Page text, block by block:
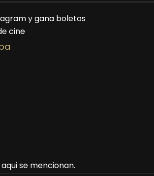
y gana boletos
cine
se mencionan.